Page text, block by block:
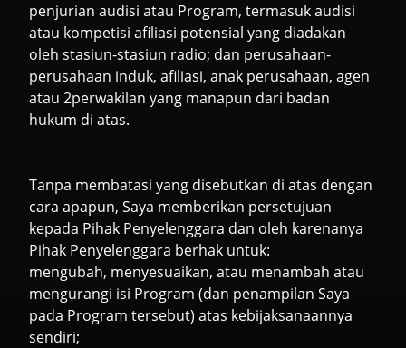
penjurian audisi atau Program, termasuk audisi
atau kompetisi afiliasi potensial yang diadakan
oleh stasiun-stasiun radio; dan perusahaan-
perusahaan induk, afiliasi, anak perusahaan, agen
atau 2perwakilan yang manapun dari badan
hukum di atas.
Tanpa membatasi yang disebutkan di atas dengan
cara apapun, Saya memberikan persetujuan
kepada Pihak Penyelenggara dan oleh karenanya
Pihak Penyelenggara berhak untuk:
mengubah, menyesuaikan, atau menambah atau
mengurangi isi Program (dan penampilan Saya
pada Program tersebut) atas kebijaksanaannya
sendiri;